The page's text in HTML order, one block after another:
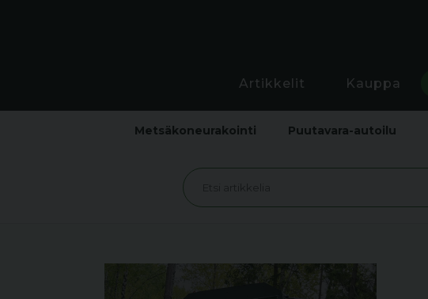
Artikkelit Kauppa
Metsäkoneurakointi Puutavara-autoilu